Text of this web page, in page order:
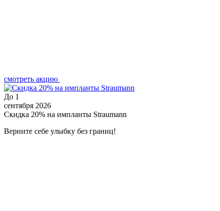
смотреть акцию
До 1
сентября 2026
Скидка 20% на импланты Straumann
Верните себе улыбку без границ!